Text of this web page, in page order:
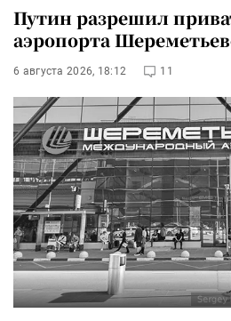
Путин разрешил
аэропорта
6 августа 2026, 18:12 11